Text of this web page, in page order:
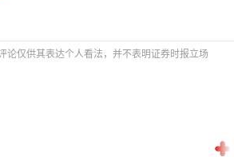
论仅供其表达个人看法，并不表明证券时报立场